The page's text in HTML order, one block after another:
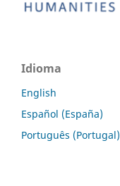
Idioma
English
Español (España)
Português (Portugal)